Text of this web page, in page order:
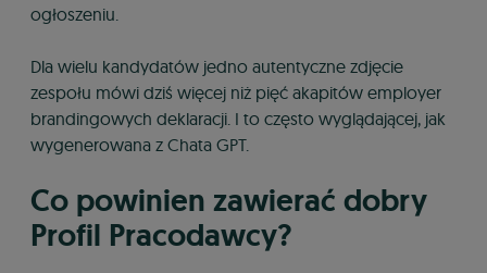
ogłoszeniu.
Dla wielu kandydatów jedno autentyczne zdjęcie
zespołu mówi dziś więcej niż pięć akapitów employer
brandingowych deklaracji. I to często wyglądającej, jak
wygenerowana z Chata GPT.
Co powinien zawierać dobry
Profil Pracodawcy?